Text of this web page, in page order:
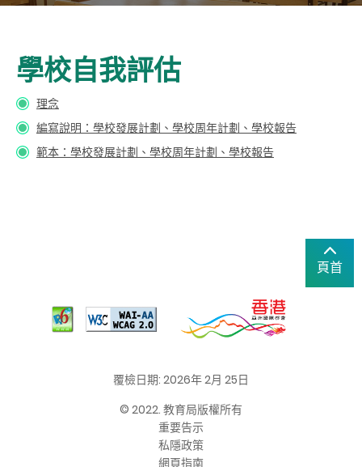
學校自我評估
理念
編寫說明：學校發展計劃、學校周年計劃、學校報告
範本：學校發展計劃、學校周年計劃、學校報告
頁首
覆檢日期: 2026年 2月 25日
© 2022. 教育局版權所有
重要告示
私隱政策
網頁指南